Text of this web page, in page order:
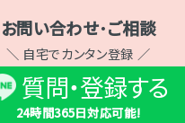
お問い合わせ･ご相談
＼ 自宅でカンタン登録 ／
質問・登録する
24時間365日対応可能!